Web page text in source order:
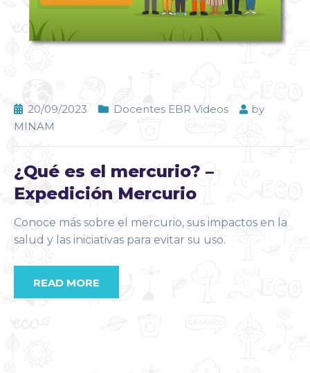
20/09/2023 Docentes EBR Videos
by
MINAM
¿Qué es el mercurio? –
Expedición Mercurio
Conoce más sobre el mercurio, sus impactos en la
salud y las iniciativas para evitar su uso.
READ MORE